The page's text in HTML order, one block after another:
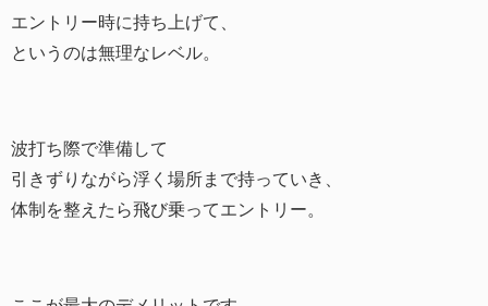
エントリー時に持ち上げて、
というのは無理なレベル。
波打ち際で準備して
引きずりながら浮く場所まで持っていき、
体制を整えたら飛び乗ってエントリー。